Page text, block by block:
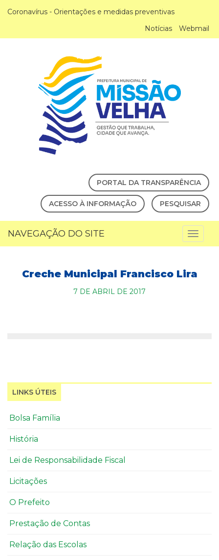
Coronavírus - Orientações e medidas preventivas
Notícias
Webmail
PORTAL DA TRANSPARÊNCIA
ACESSO À INFORMAÇÃO PESQUISAR
NAVEGAÇÃO DO SITE
Creche Municipal Francisco Lira
7 DE ABRIL DE 2017
LINKS ÚTEIS
Bolsa Família
História
Lei de Responsabilidade Fiscal
Licitações
O Prefeito
Prestação de Contas
Relação das Escolas